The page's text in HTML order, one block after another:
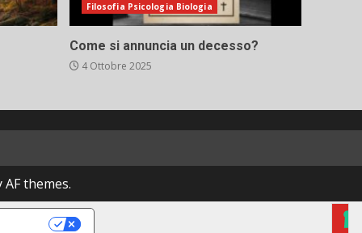
Filosofia Psicologia Biologia
Come si annuncia un decesso?
4 Ottobre 2025
AF themes.